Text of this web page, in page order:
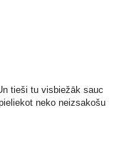
tieši tu visbiežāk sauc
neko neizsakošu